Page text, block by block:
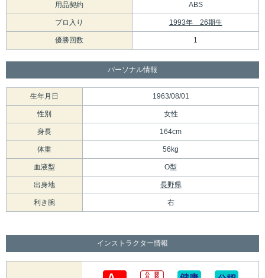
用品契約 ABS
プロ入り 1993年 26期生
優勝回数 1
パーソナル情報
生年月日 1963/08/01
性別 女性
身長 164cm
体重 56kg
血液型 O型
出身地 長野県
利き腕 右
インストラクター情報